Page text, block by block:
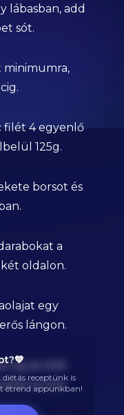
lábasban, add
sót.
minimumra,
filét 4 egyenlő
125g.
borsot és
a
oldalon.
egy
lángon.
az első
lesz.
receptünk is
étrend appunkban!